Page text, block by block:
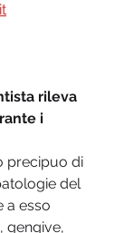
rileva
i
precipuo di
del
a esso
gengive,